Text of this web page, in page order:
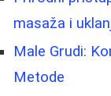
masaža i
Male Grudi:
Metode